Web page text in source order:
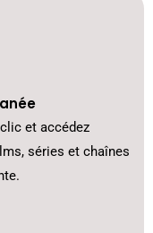
et accédez
séries et chaînes